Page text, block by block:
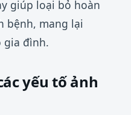
giúp loại bỏ hoàn
bệnh, mang lại
gia đình.
yếu tố ảnh